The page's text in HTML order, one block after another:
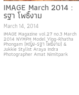
IMAGE March 2014 :
รฐา โพธิ์งาม
March 14, 2014
IMAGE Magazine vol.27 no.3 March
2014 NYMPH Model Ying-Rhatha
Phongam (หญิง-รฐา โพธิ์งาม) &
Jukkie Stylist Araya Indra
Photographer Amat Nimitpark